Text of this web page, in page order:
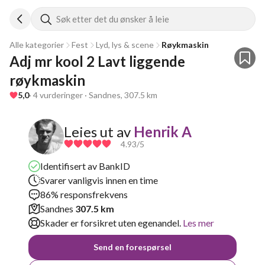
Søk etter det du ønsker å leie
Alle kategorier Fest Lyd, lys & scene Røykmaskin
Adj mr kool 2 Lavt liggende
røykmaskin
5,0· 4 vurderinger · Sandnes, 307.5 km
Leies ut av Henrik A
4.93/5
Identifisert av BankID
Svarer vanligvis innen en time
86% responsfrekvens
Sandnes 307.5 km
Skader er forsikret uten egenandel. Les mer
Send en forespørsel